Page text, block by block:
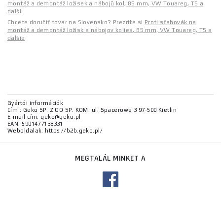
montáž a demontáž ložisek a nábojů kol, 85 mm, VW Touareg, T5 a
další
Chcete doručiť tovar na Slovensko? Prezrite si Profi sťahovák na
montáž a demontáž ložísk a nábojov kolies, 85 mm, VW Touareg, T5 a
ďalšie
Gyártói információk
Cím : Geko SP. Z OO SP. KOM. ul. Spacerowa 3 97-500 Kietlin
E-mail cím: geko@geko.pl
EAN: 5901477138331
Weboldalak: https://b2b.geko.pl/
MEGTALÁL MINKET A